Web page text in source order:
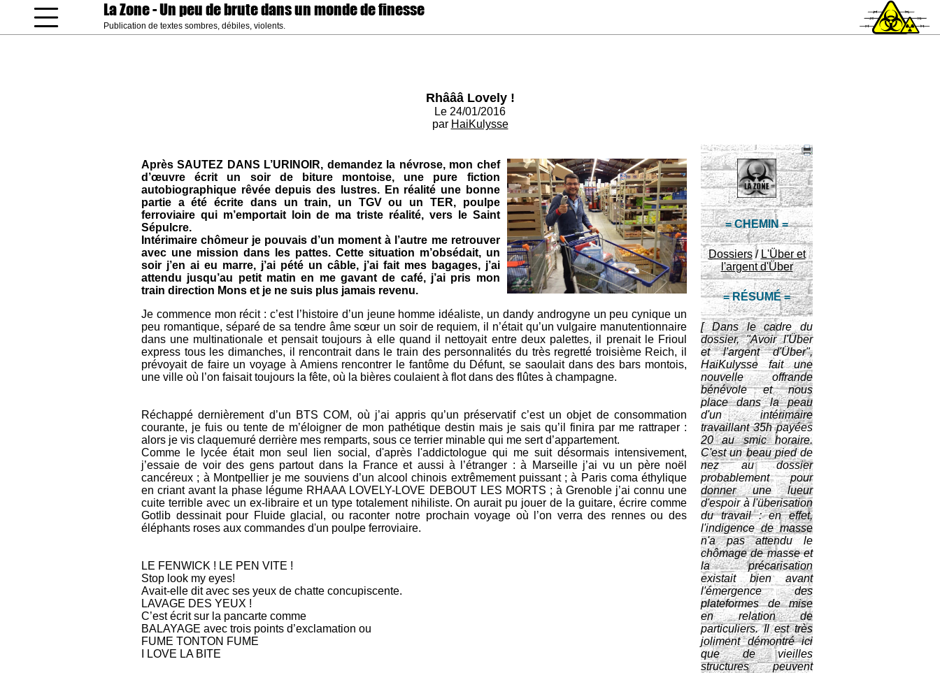
La Zone- Un peu de brute dans un monde de finesse
Publication de textes sombres, débiles, violents.
Rhâââ Lovely !
Le 24/01/2016
par HaiKulysse
= CHEMIN =
Dossiers/ L'Über et
l'argent d'Über
= RÉSUMÉ =
[ Dans le cadre du
dossier, "Avoir l'Über
et l'argent d'Über",
HaiKulysse fait une
nouvelle offrande
bénévole et nous
place dans la peau
d'un intérimaire
travaillant 35h payées
20 au smic horaire.
C'est un beau pied de
nez au dossier
probablement pour
donner une lueur
d'espoir à l'überisation
du travail : en effet,
l'indigence de masse
n'a pas attendu le
chômage de masse et
la précarisation
existait bien avant
l'émergence des
plateformes de mise
en relation de
particuliers. Il est très
joliment démontré ici
que de vieilles
structures peuvent
Après SAUTEZ DANS L’URINOIR, demandez la névrose, mon chef
d’œuvre écrit un soir de biture montoise, une pure fiction
autobiographique rêvée depuis des lustres. En réalité une bonne
partie a été écrite dans un train, un TGV ou un TER, poulpe
ferroviaire qui m’emportait loin de ma triste réalité, vers le Saint
Sépulcre.
Intérimaire chômeur je pouvais d’un moment à l’autre me retrouver
avec une mission dans les pattes. Cette situation m’obsédait, un
soir j’en ai eu marre, j’ai pété un câble, j’ai fait mes bagages, j’ai
attendu jusqu’au petit matin en me gavant de café, j’ai pris mon
train direction Mons et je ne suis plus jamais revenu.
Je commence mon récit : c’est l’histoire d’un jeune homme idéaliste, un dandy androgyne un peu cynique un
peu romantique, séparé de sa tendre âme sœur un soir de requiem, il n’était qu’un vulgaire manutentionnaire
dans une multinationale et pensait toujours à elle quand il nettoyait entre deux palettes, il prenait le Frioul
express tous les dimanches, il rencontrait dans le train des personnalités du très regretté troisième Reich, il
prévoyait de faire un voyage à Amiens rencontrer le fantôme du Défunt, se saoulait dans des bars montois,
une ville où l’on faisait toujours la fête, où la bières coulaient à flot dans des flûtes à champagne.
Réchappé dernièrement d’un BTS COM, où j’ai appris qu’un préservatif c’est un objet de consommation
courante, je fuis ou tente de m’éloigner de mon pathétique destin mais je sais qu’il finira par me rattraper :
alors je vis claquemuré derrière mes remparts, sous ce terrier minable qui me sert d’appartement.
Comme le lycée était mon seul lien social, d'après l'addictologue qui me suit désormais intensivement,
j’essaie de voir des gens partout dans la France et aussi à l’étranger : à Marseille j’ai vu un père noël
cancéreux ; à Montpellier je me souviens d’un alcool chinois extrêmement puissant ; à Paris coma éthylique
en criant avant la phase légume RHAAA LOVELY-LOVE DEBOUT LES MORTS ; à Grenoble j’ai connu une
cuite terrible avec un ex-libraire et un type totalement nihiliste. On aurait pu jouer de la guitare, écrire comme
Gotlib dessinait pour Fluide glacial, ou raconter notre prochain voyage où l’on verra des rennes ou des
éléphants roses aux commandes d'un poulpe ferroviaire.
LE FENWICK ! LE PEN VITE !
Stop look my eyes!
Avait-elle dit avec ses yeux de chatte concupiscente.
LAVAGE DES YEUX !
C’est écrit sur la pancarte comme
BALAYAGE avec trois points d’exclamation ou
FUME TONTON FUME
I LOVE LA BITE